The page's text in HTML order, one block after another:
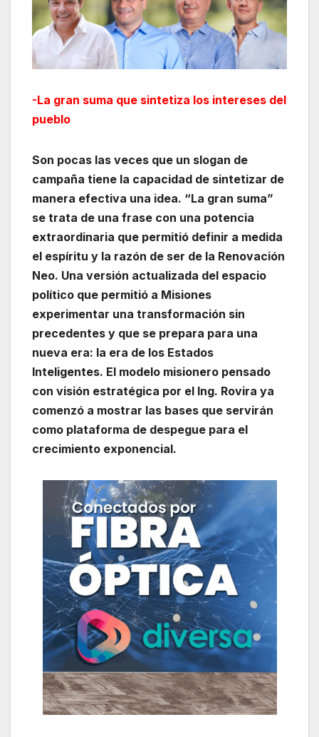
-La gran suma que sintetiza los intereses del
pueblo
Son pocas las veces que un slogan de
campaña tiene la capacidad de sintetizar de
manera efectiva una idea. “La gran suma”
se trata de una frase con una potencia
extraordinaria que permitió definir a medida
el espíritu y la razón de ser de la Renovación
Neo. Una versión actualizada del espacio
político que permitió a Misiones
experimentar una transformación sin
precedentes y que se prepara para una
nueva era: la era de los Estados
Inteligentes. El modelo misionero pensado
con visión estratégica por el Ing. Rovira ya
comenzó a mostrar las bases que servirán
como plataforma de despegue para el
crecimiento exponencial.